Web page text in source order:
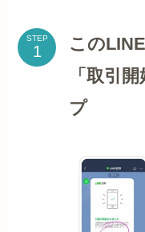
STEP
この
「取引
プ